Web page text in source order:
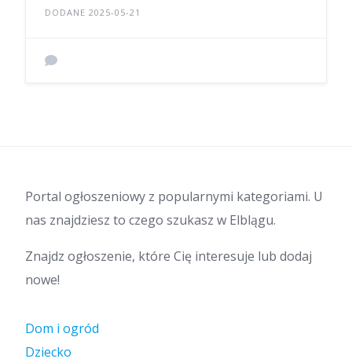
DODANE 2025-05-21
Portal ogłoszeniowy z popularnymi kategoriami. U
nas znajdziesz to czego szukasz w Elblągu.
Znajdz ogłoszenie, które Cię interesuje lub dodaj
nowe!
Dom i ogród
Dziecko